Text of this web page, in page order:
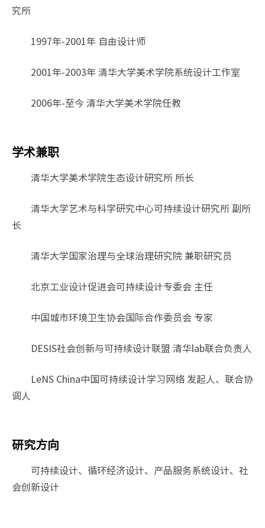
究所
1997年-2001年 自由设计师
2001年-2003年 清华大学美术学院系统设计工作室
2006年-至今 清华大学美术学院任教
学术兼职
清华大学美术学院生态设计研究所 所长
清华大学艺术与科学研究中心可持续设计研究所 副所
长
清华大学国家治理与全球治理研究院 兼职研究员
北京工业设计促进会可持续设计专委会 主任
中国城市环境卫生协会国际合作委员会 专家
DESIS社会创新与可持续设计联盟 清华lab联合负责人
LeNS China中国可持续设计学习网络 发起人、联合协
调人
研究方向
可持续设计、循环经济设计、产品服务系统设计、社
会创新设计